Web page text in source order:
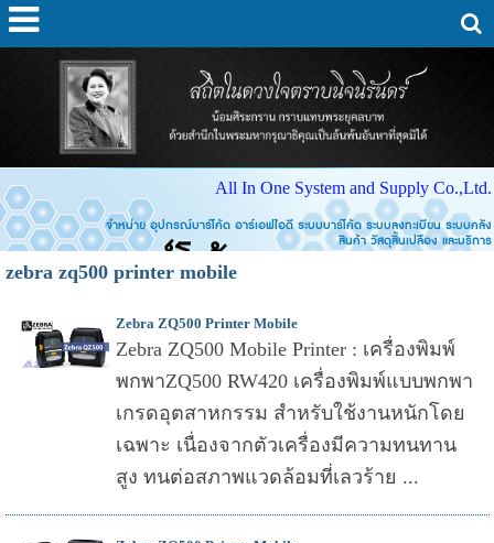
All In One System and Supply Co.,Ltd.
จำหน่าย อุปกรณ์บาร์โค้ด อาร์เอฟไอดี ระบบบาร์โค้ด ระบบลงทะเบียน ระบบคลัง
สินค้า วัสดุสิ้นเปลือง และบริการ
zebra zq500 printer mobile
Zebra ZQ500 Printer Mobile
Zebra ZQ500 Mobile Printer : เครื่องพิมพ์
พกพาZQ500 RW420 เครื่องพิมพ์แบบพกพา
เกรดอุตสาหกรรม สำหรับใช้งานหนักโดย
เฉพาะ เนื่องจากตัวเครื่องมีความทนทาน
สูง ทนต่อสภาพแวดล้อมที่เลวร้าย ...